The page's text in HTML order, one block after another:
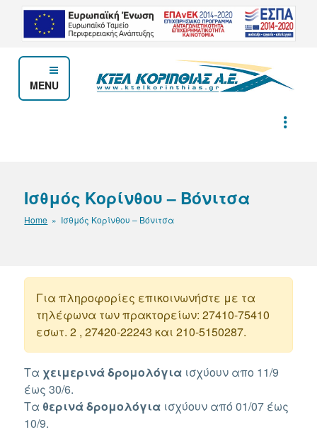
Μετάβαση
περιεχόμενο
MENU
Ισθμός Κορίνθου – Βόνιτσα
Home » Ισθμός Κορίνθου – Βόνιτσα
Για πληροφορίες επικοινωνήστε με τα
τηλέφωνα των πρακτορείων: 27410-75410
εσωτ. 2 , 27420-22243 και 210-5150287.
Τα χειμερινά δρομολόγια ισχύουν απο 11/9
έως 30/6.
Τα θερινάδρομολόγια ισχύουν από 01/07 έως
10/9.